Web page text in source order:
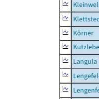
Körner
Langula